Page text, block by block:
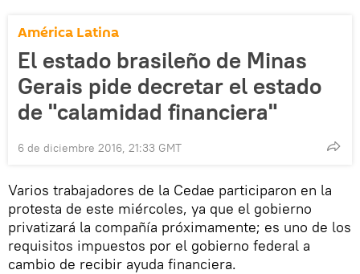
América Latina
El estado brasileño de Minas
Gerais pide decretar el estado
de "calamidad financiera"
6 de diciembre 2016, 21:33 GMT
Varios trabajadores de la Cedae participaron en la
protesta de este miércoles, ya que el gobierno
privatizará la compañía próximamente; es uno de los
requisitos impuestos por el gobierno federal a
cambio de recibir ayuda financiera.